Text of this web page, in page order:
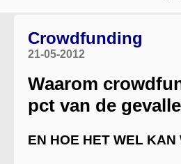
Crowdfunding
21-05-2012
Waarom
pct van de
EN HOE HET WEL KAN